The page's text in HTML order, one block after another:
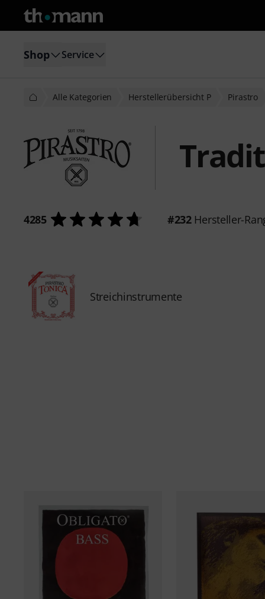
Shop Service
Alle Kategorien Herstellerübersicht P Pirastro
4285 #232Hersteller-
Streichinstrumente